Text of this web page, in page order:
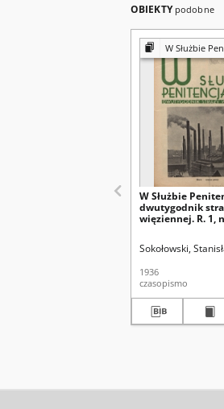
OBIEKTY podobne
W Służbie Penitencjarnej :
W Służbie
dwutygodnik
więziennej. R. 1,
Sokołowski,
1936
czasopismo